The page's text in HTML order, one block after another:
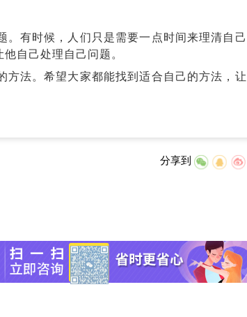
有时候，人们只是需要一点时间来理清自己
自己处理自己问题。
法。希望大家都能找到适合自己的方法，让
分享到